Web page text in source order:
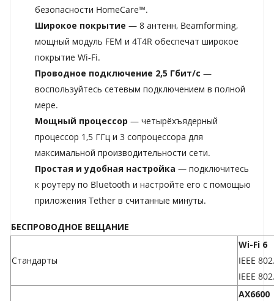
безопасности HomeCare™.
Широкое покрытие — 8 антенн, Beamforming,
мощный модуль FEM и 4T4R обеспечат широкое
покрытие Wi-Fi.
Проводное подключение 2,5 Гбит/с —
воспользуйтесь сетевым подключением в полной
мере.
Мощный процессор — четырёхъядерный
процессор 1,5 ГГц и 3 сопроцессора для
максимальной производительности сети.
Простая и удобная настройка — подключитесь
к роутеру по Bluetooth и настройте его с помощью
приложения Tether в считанные минуты.
БЕСПРОВОДНОЕ ВЕЩАНИЕ
Стандарты
Wi-Fi 6
IEEE
IEEE
AX6600